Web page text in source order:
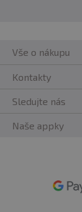
Vše o nákupu
Kontakty
Sledujte nás
Naše appky